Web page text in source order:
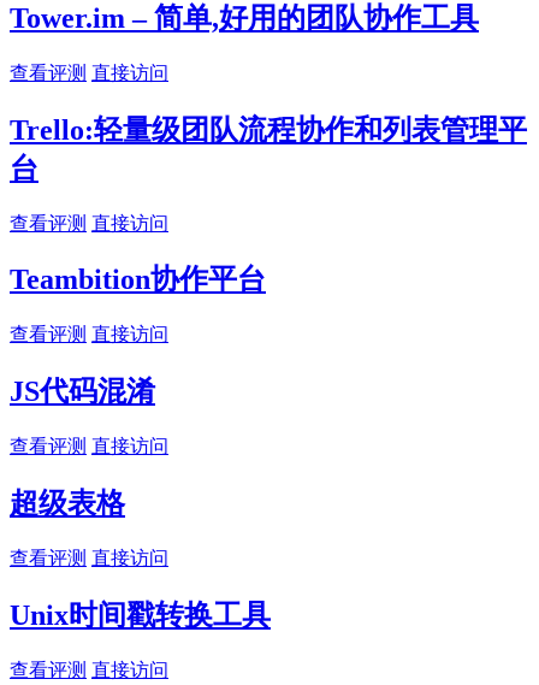
Tower.im – 简单,好用的团队协作工具
查看评测 直接访问
Trello:轻量级团队流程协作和列表管理平
台
查看评测 直接访问
Teambition协作平台
查看评测 直接访问
JS代码混淆
查看评测 直接访问
超级表格
查看评测 直接访问
Unix时间戳转换工具
查看评测 直接访问